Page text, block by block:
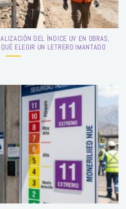
DEL ÍNDICE UV EN OBRAS,
ELEGIR UN LETRERO IMANTADO